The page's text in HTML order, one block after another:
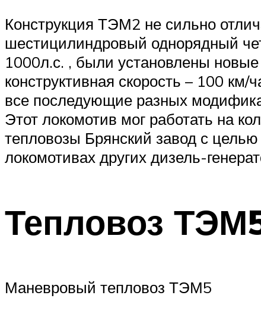
Конструкция ТЭМ2 не сильно
шестицилиндровый однорядный
1000л.с. , были установлены
конструктивная скорость – 100
все последующие разных
Этот локомотив мог работать на
тепловозы Брянский завод с
локомотивах других дизель-
Тепловоз
Маневровый тепловоз ТЭМ5